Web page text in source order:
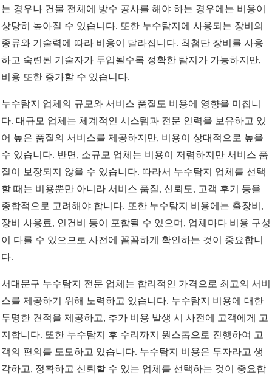
는 경우나 건물 전체에 방수 공사를 해야 하는 경우에는 비용이
상당히 높아질 수 있습니다. 또한 누수탐지에 사용되는 장비의
종류와 기술력에 따라 비용이 달라집니다. 최첨단 장비를 사용
하고 숙련된 기술자가 투입될수록 정확한 탐지가 가능하지만,
비용 또한 증가할 수 있습니다.
누수탐지 업체의 규모와 서비스 품질도 비용에 영향을 미칩니
다. 대규모 업체는 체계적인 시스템과 전문 인력을 보유하고 있
어 높은 품질의 서비스를 제공하지만, 비용이 상대적으로 높을
수 있습니다. 반면, 소규모 업체는 비용이 저렴하지만 서비스 품
질이 보장되지 않을 수 있습니다. 따라서 누수탐지 업체를 선택
할 때는 비용뿐만 아니라 서비스 품질, 신뢰도, 고객 후기 등을
종합적으로 고려해야 합니다. 또한 누수탐지 비용에는 출장비,
장비 사용료, 인건비 등이 포함될 수 있으며, 업체마다 비용 구성
이 다를 수 있으므로 사전에 꼼꼼하게 확인하는 것이 중요합니
다.
서대문구 누수탐지 전문 업체는 합리적인 가격으로 최고의 서비
스를 제공하기 위해 노력하고 있습니다. 누수탐지 비용에 대한
투명한 견적을 제공하고, 추가 비용 발생 시 사전에 고객에게 고
지합니다. 또한 누수탐지 후 수리까지 원스톱으로 진행하여 고
객의 편의를 도모하고 있습니다. 누수탐지 비용은 투자라고 생
각하고, 정확하고 신뢰할 수 있는 업체를 선택하는 것이 중요합